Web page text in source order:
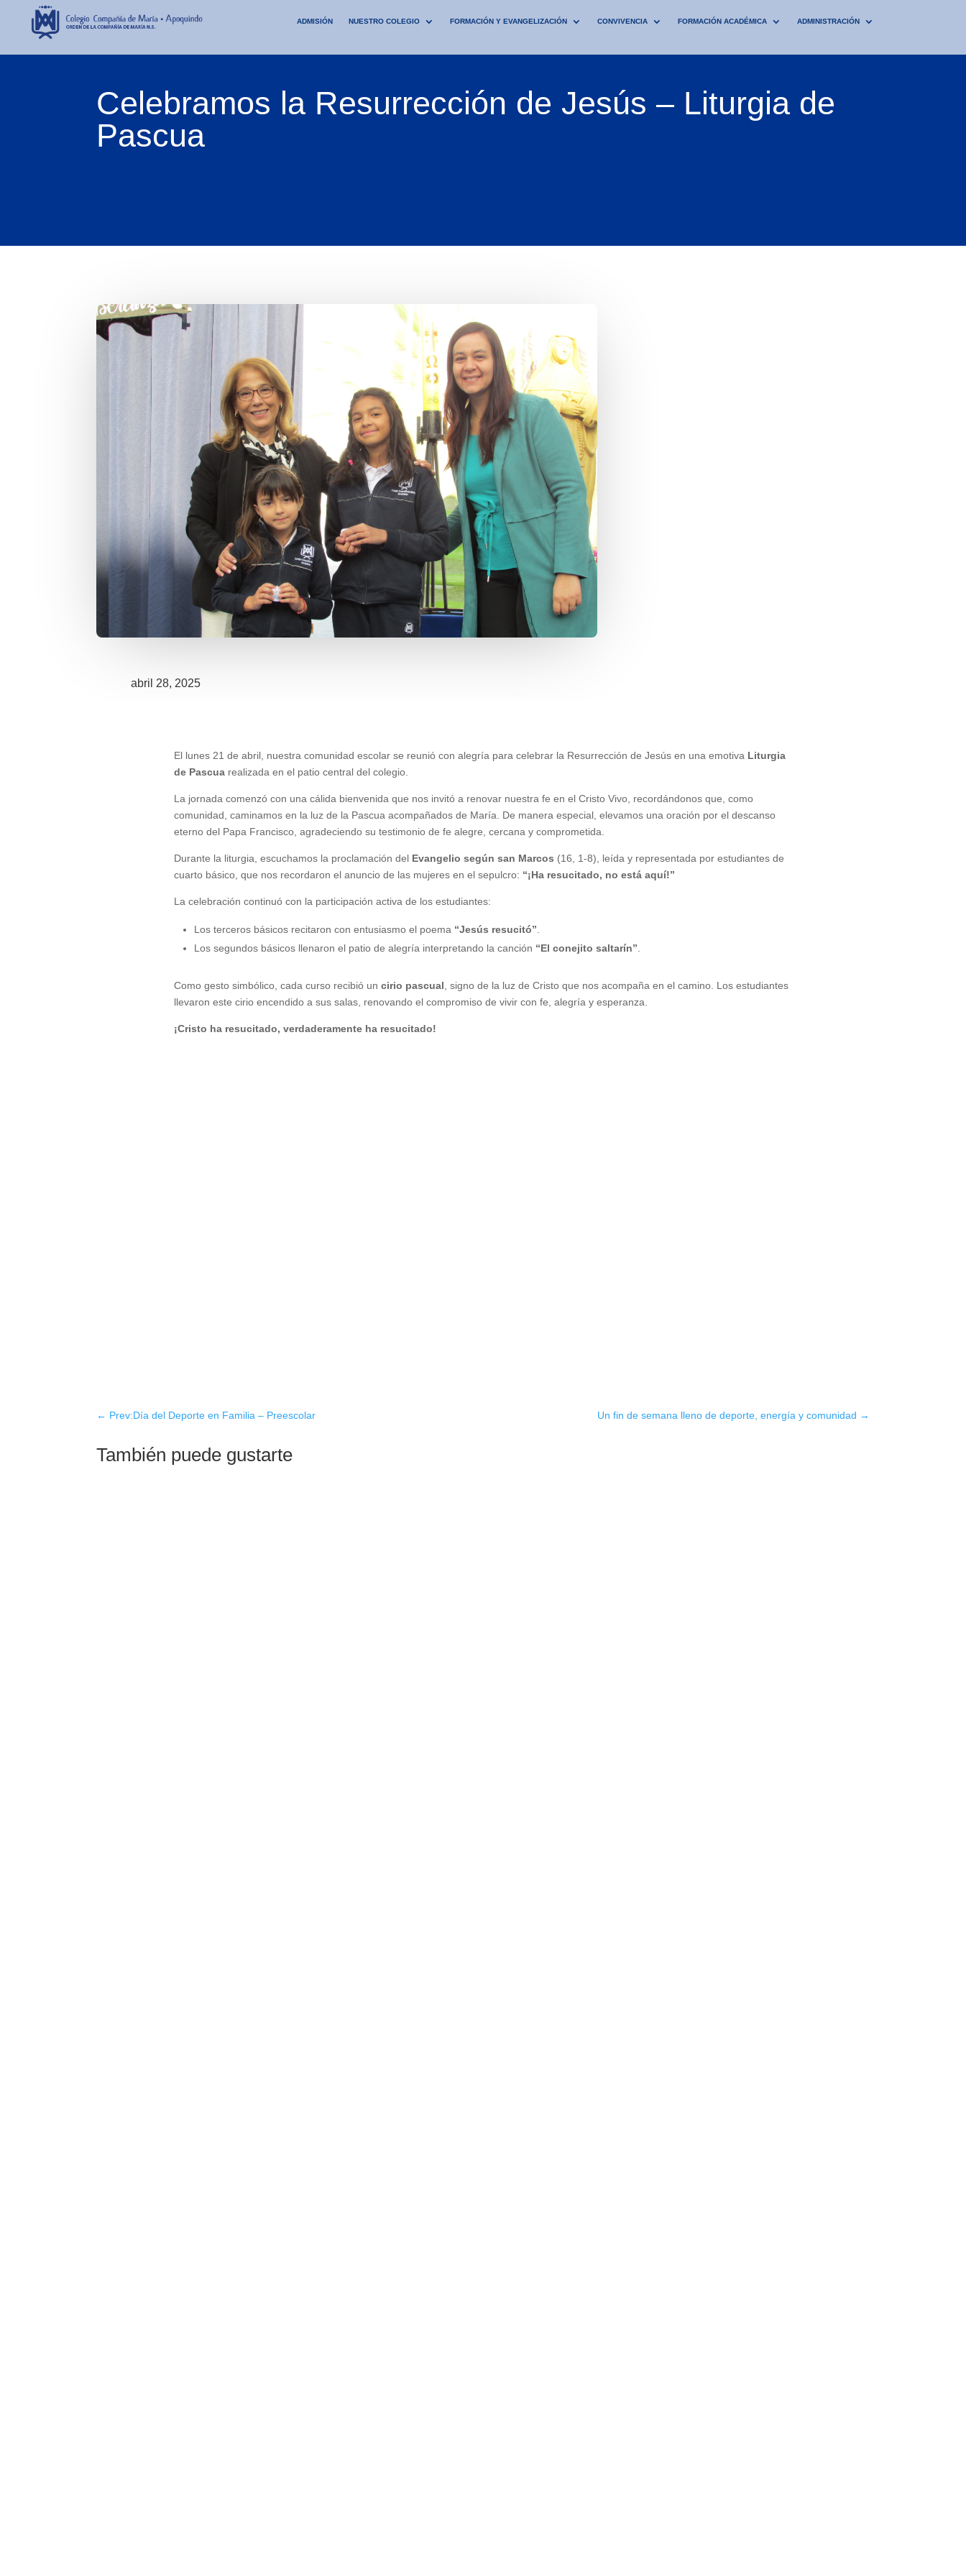
ADMISIÓN NUESTRO COLEGIO FORMACIÓN Y EVANGELIZACIÓN CONVIVENCIA FORMACIÓN ACADÉMICA ADMINISTRACIÓN
Celebramos la Resurrección de Jesús – Liturgia de
Pascua
abril 28, 2025
El lunes 21 de abril, nuestra comunidad escolar se reunió con alegría para celebrar la Resurrección de Jesús en una emotiva Liturgia
de Pascuarealizada en el patio central del colegio.
La jornada comenzó con una cálida bienvenida que nos invitó a renovar nuestra fe en el Cristo Vivo, recordándonos que, como
comunidad, caminamos en la luz de la Pascua acompañados de María. De manera especial, elevamos una oración por el descanso
eterno del Papa Francisco, agradeciendo su testimonio de fe alegre, cercana y comprometida.
Durante la liturgia, escuchamos la proclamación del Evangelio según san Marcos (16, 1-8), leída y representada por estudiantes de
cuarto básico, que nos recordaron el anuncio de las mujeres en el sepulcro: “¡Ha resucitado, no está aquí!”
La celebración continuó con la participación activa de los estudiantes:
Los terceros básicos recitaron con entusiasmo el poema “Jesús resucitó”
Los segundos básicos llenaron el patio de alegría interpretando la canción “El conejito saltarín”
Como gesto simbólico, cada curso recibió un cirio pascual , signo de la luz de Cristo que nos acompaña en el camino. Los estudiantes
llevaron este cirio encendido a sus salas, renovando el compromiso de vivir con fe, alegría y esperanza.
¡Cristo ha resucitado, verdaderamente ha resucitado!
← Prev:Día del Deporte en Familia – Preescolar Un fin de semana lleno de deporte, energía y comunidad →
También puede gustarte